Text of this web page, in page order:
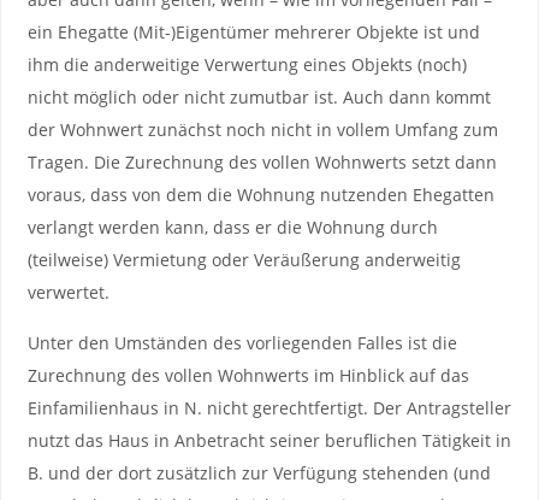
ein Ehegatte (Mit-)Eigentümer mehrerer Objekte ist und
ihm die anderweitige Verwertung eines Objekts (noch)
nicht möglich oder nicht zumutbar ist. Auch dann kommt
der Wohnwert zunächst noch nicht in vollem Umfang zum
Tragen. Die Zurechnung des vollen Wohnwerts setzt dann
voraus, dass von dem die Wohnung nutzenden Ehegatten
verlangt werden kann, dass er die Wohnung durch
(teilweise) Vermietung oder Veräußerung anderweitig
verwertet.
Unter den Umständen des vorliegenden Falles ist die
Zurechnung des vollen Wohnwerts im Hinblick auf das
Einfamilienhaus in N. nicht gerechtfertigt. Der Antragsteller
nutzt das Haus in Anbetracht seiner beruflichen Tätigkeit in
B. und der dort zusätzlich zur Verfügung stehenden (und